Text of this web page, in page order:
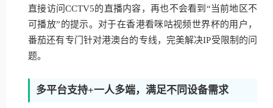
直接访问CCTV5的直播内容，再也不会看到“当前地区不
可播放”的提示。对于在香港看咪咕视频世界杯的用户，
番茄还有专门针对港澳台的专线，完美解决IP受限制的问
题。
多平台支持+一人多端，满足不同设备需求